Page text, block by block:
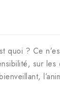
quoi ? Ce
sur